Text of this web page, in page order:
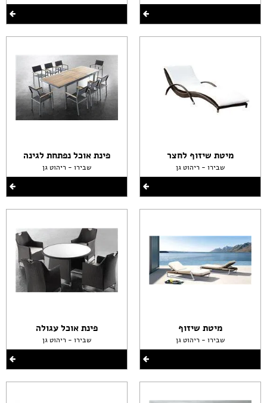
מיטת שיזוף לחצר
שבירו - ריהוט גן
מיטת שיזוף
שבירו - ריהוט גן
פינת אוכל נפתחת לגינה
שבירו - ריהוט גן
פינת אוכל עגולה
שבירו - ריהוט גן